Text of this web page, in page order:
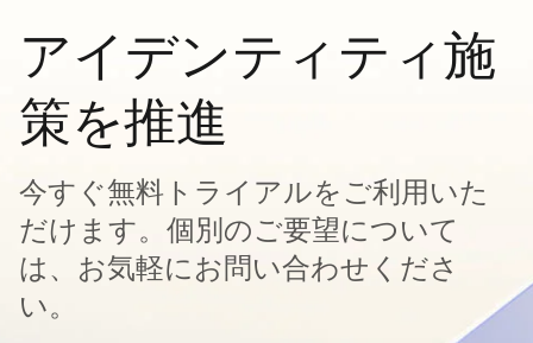
アイデンティティ施
策を推進
今すぐ無料トライアルをご利用いた
だけます。個別のご要望について
は、お気軽にお問い合わせくださ
い。